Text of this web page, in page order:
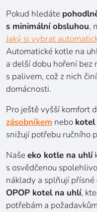
Pokud hledáte
s minimální obsluhou,
Jaký si vybrat
Automatické kotle na
a delší dobu hoření
s palivem, což z nich
domácnosti.
Pro ještě vyšší komfort
zásobníkem nebo kotel
snižují potřebu ručního
Našeeko kotle na uhlí
s osvědčenou
náklady a splňují přísné
OPOP kotel na uhlí,
potřebám a